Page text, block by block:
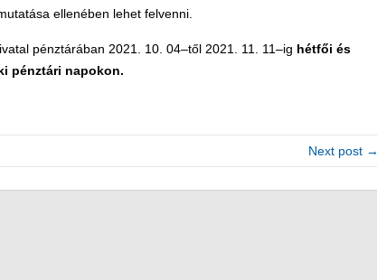
ellenében lehet felvenni.
pénztárában 2021. 10. 04–től 2021. 11. 11–ig hétfői és
pénztári napokon.
Next post →